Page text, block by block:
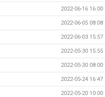
2022-06-16 16:00
2022-06-05 08:08
2022-06-03 15:57
2022-05-30 15:55
2022-05-30 08:00
2022-05-24 16:47
2022-05-20 10:00